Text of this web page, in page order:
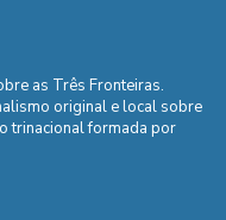
as Três Fronteiras.
original e local sobre
trinacional formada por